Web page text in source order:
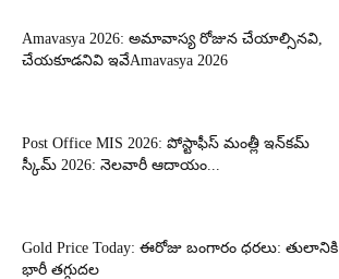
Amavasya 2026: అమావాస్య రోజున చేయాల్సినవి,
చేయకూడనివి ఇవేAmavasya 2026
Post Office MIS 2026: పోస్టాఫీస్ మంత్లీ ఇన్‌కమ్
స్కీమ్ 2026: నెలవారీ ఆదాయం...
Gold Price Today: ఈరోజు బంగారం ధరలు: తులానికి
భారీ తగ్గుదల